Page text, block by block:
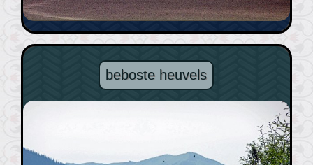
beboste heuvels